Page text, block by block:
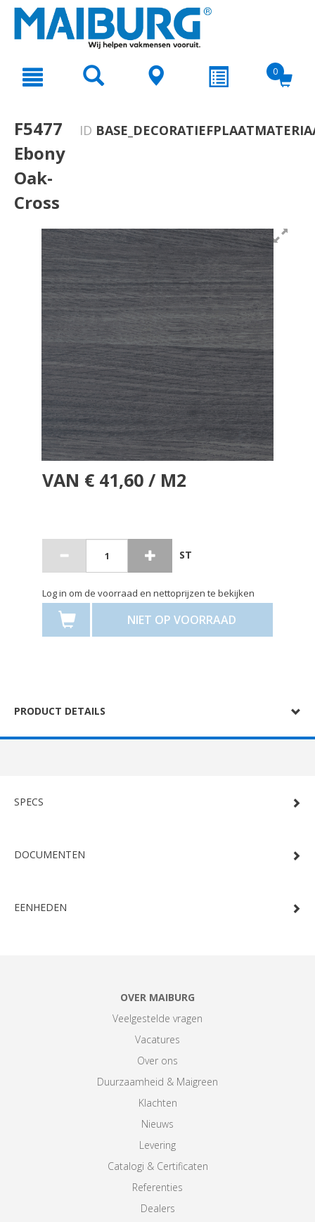
text.skipToNavigation
0
F5477
Ebony
Oak-
Cross
ID
VAN € 41,60 / M2
ST
Log in om de voorraad en nettoprijzen te bekijken
NIET OP VOORRAAD
PRODUCT DETAILS
SPECS
DOCUMENTEN
EENHEDEN
OVER MAIBURG
Veelgestelde vragen
Vacatures
Over ons
Duurzaamheid & Maigreen
Klachten
Nieuws
Levering
Catalogi & Certificaten
Referenties
Dealers